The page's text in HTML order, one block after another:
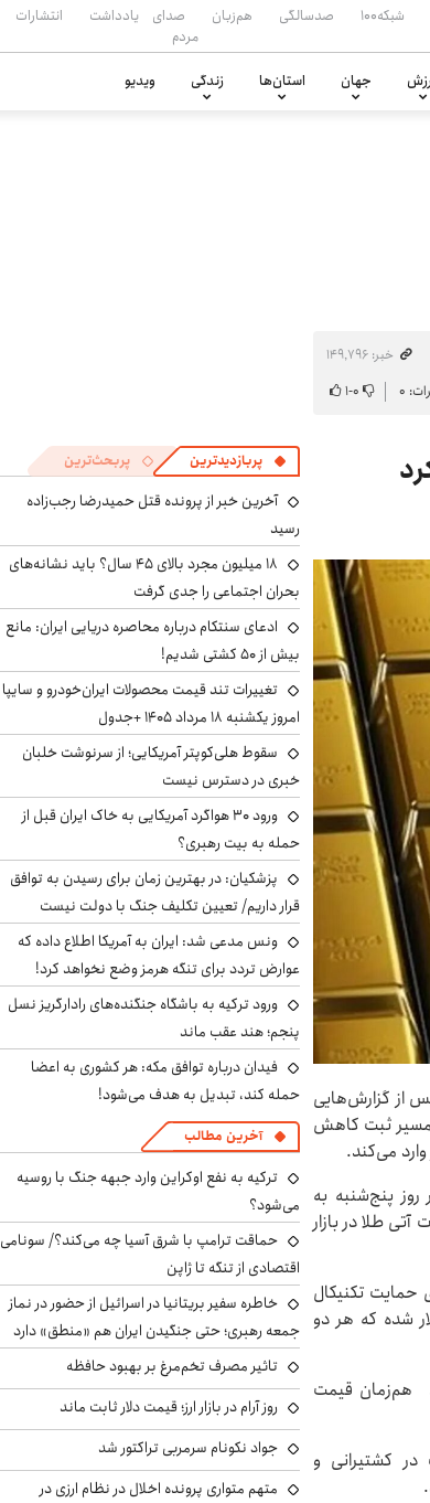
شبکه۱۰۰ صدسالگی هم‌زبان
صدای
مردم
یادداشت انتشارات
جهان استان‌ها زندگی ویدیو
خبر: ۱۴۹٬۷۹۶
۰ ۰-۱
یافت. این رشد پس از گزارش‌هایی
مسیر ثبت کاهش
می‌کند.
و ۲۶ سنت رسید. طلا در روز پنج‌شنبه به
قیمت معاملات آتی طلا در بازار
حمایت تکنیکال
شده که هر دو
هم‌زمان قیمت
کشتیرانی و
پربازدیدترین پربحث‌ترین
آخرین خبر از پرونده قتل حمیدرضا رجب‌زاده
رسید
۱۸ میلیون مجرد بالای ۴۵ سال؟ باید نشانه‌های
بحران اجتماعی را جدی گرفت
ادعای سنتکام درباره محاصره دریایی ایران: مانع
بیش از ۵۰ کشتی شدیم!
تغییرات تند قیمت محصولات ایران‌خودرو و سایپا
امروز یکشنبه ۱۸ مرداد ۱۴۰۵ +جدول
سقوط هلی‌کوپتر آمریکایی؛ از سرنوشت خلبان
خبری در دسترس نیست
ورود ۳۰ هواگرد آمریکایی به خاک ایران قبل از
حمله به بیت رهبری؟
پزشکیان‌: در بهترین زمان برای رسیدن به توافق
قرار داریم/ تعیین تکلیف جنگ با دولت نیست
ونس مدعی شد: ایران به آمریکا اطلاع داده که
عوارض تردد برای تنگه هرمز وضع نخواهد کرد!
ورود ترکیه به باشگاه جنگنده‌های رادارگریز نسل
پنجم؛ هند عقب ماند
فیدان درباره توافق مکه: هر کشوری به اعضا
حمله کند، تبدیل به هدف می‌شود!
آخرین مطالب
ترکیه به نفع اوکراین وارد جبهه جنگ با روسیه
می‌شود؟
حماقت ترامپ با شرق آسیا چه می‌کند؟/ سونامی
اقتصادی از تنگه تا ژاپن
خاطره سفیر بریتانیا در اسرائیل از حضور در نماز
جمعه رهبری؛ حتی جنگیدن ایران هم «منطق» دارد
تاثیر مصرف تخم‌مرغ بر بهبود حافظه
روز آرام در بازار ارز؛ قیمت دلار ثابت ماند
جواد نکونام سرمربی تراکتور شد
متهم متواری پرونده اخلال در نظام ارزی در